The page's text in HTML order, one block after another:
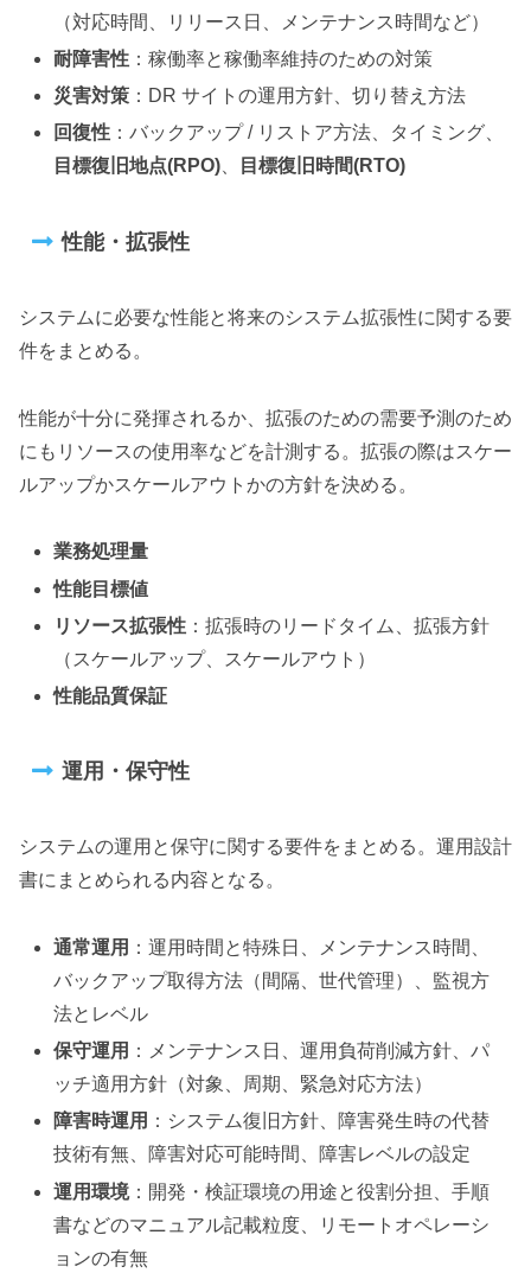
（対応時間、リリース日、メンテナンス時間など）
耐障害性 ：稼働率と稼働率維持のための対策
災害対策 ：DR サイトの運用方針、切り替え方法
回復性 ：バックアップ / リストア方法、タイミング、
目標復旧地点(RPO)
目標復旧時間(RTO)
性能・拡張性
システムに必要な性能と将来のシステム拡張性に関する要
件をまとめる。
性能が十分に発揮されるか、拡張のための需要予測のため
にもリソースの使用率などを計測する。拡張の際はスケー
ルアップかスケールアウトかの方針を決める。
業務処理量
性能目標値
リソース拡張性 ：拡張時のリードタイム、拡張方針
（スケールアップ、スケールアウト）
性能品質保証
運用・保守性
システムの運用と保守に関する要件をまとめる。運用設計
書にまとめられる内容となる。
通常運用 ：運用時間と特殊日、メンテナンス時間、
バックアップ取得方法（間隔、世代管理）、監視方
法とレベル
保守運用 ：メンテナンス日、運用負荷削減方針、パ
ッチ適用方針（対象、周期、緊急対応方法）
障害時運用 ：システム復旧方針、障害発生時の代替
技術有無、障害対応可能時間、障害レベルの設定
運用環境：開発・検証環境の用途と役割分担、手順
書などのマニュアル記載粒度、リモートオペレーシ
ョンの有無